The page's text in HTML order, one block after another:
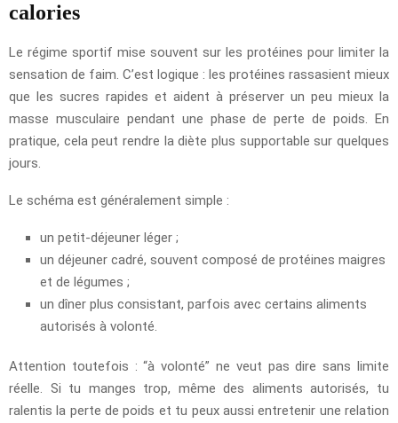
calories
Le régime sportif mise souvent sur les protéines pour limiter la
sensation de faim. C’est logique : les protéines rassasient mieux
que les sucres rapides et aident à préserver un peu mieux la
masse musculaire pendant une phase de perte de poids. En
pratique, cela peut rendre la diète plus supportable sur quelques
jours.
Le schéma est généralement simple :
un petit-déjeuner léger ;
un déjeuner cadré, souvent composé de protéines maigres
et de légumes ;
un dîner plus consistant, parfois avec certains aliments
autorisés à volonté.
Attention toutefois : “à volonté” ne veut pas dire sans limite
réelle. Si tu manges trop, même des aliments autorisés, tu
ralentis la perte de poids et tu peux aussi entretenir une relation